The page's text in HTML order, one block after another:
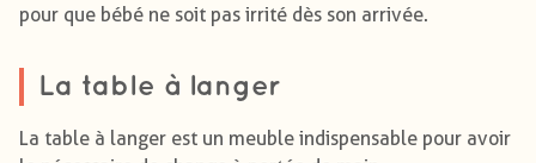
pour que bébé ne soit pas irrité dès son arrivée.
La table à langer
La table à langer est un meuble indispensable pour avoir